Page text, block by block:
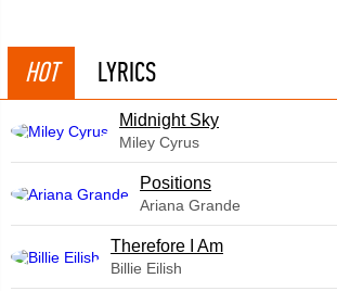
HOT LYRICS
Midnight Sky
Miley Cyrus
​Positions
Ariana Grande
Therefore I Am
Billie Eilish